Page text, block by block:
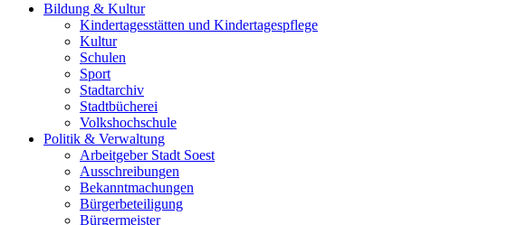
Bildung & Kultur
Kindertagesstätten und Kindertagespflege
Kultur
Schulen
Sport
Stadtarchiv
Stadtbücherei
Volkshochschule
Politik & Verwaltung
Arbeitgeber Stadt Soest
Ausschreibungen
Bekanntmachungen
Bürgerbeteiligung
Bürgermeister